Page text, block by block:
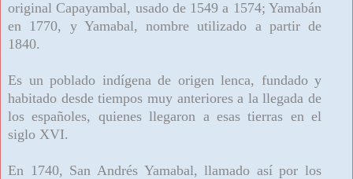
original Capayambal, usado de 1549 a 1574; Yamabán
en 1770, y Yamabal, nombre utilizado a partir de
1840.
Es un poblado indígena de origen lenca, fundado y
habitado desde tiempos muy anteriores a la llegada de
los españoles, quienes llegaron a esas tierras en el
siglo XVI.
En 1740, San Andrés Yamabal, llamado así por los